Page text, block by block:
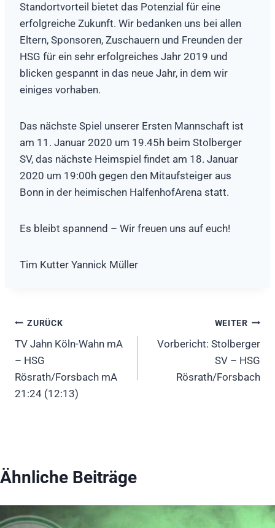
Standortvorteil bietet das Potenzial für eine
erfolgreiche Zukunft. Wir bedanken uns bei allen
Eltern, Sponsoren, Zuschauern und Freunden der
HSG für ein sehr erfolgreiches Jahr 2019 und
blicken gespannt in das neue Jahr, in dem wir
einiges vorhaben.
Das nächste Spiel unserer Ersten Mannschaft ist
am 11. Januar 2020 um 19.45h beim Stolberger
SV, das nächste Heimspiel findet am 18. Januar
2020 um 19:00h gegen den Mitaufsteiger aus
Bonn in der heimischen HalfenhofArena statt.
Es bleibt spannend – Wir freuen uns auf euch!
Tim Kutter Yannick Müller
Beitragsnavigation
ZURÜCK
TV Jahn Köln-Wahn mA
– HSG
Rösrath/Forsbach mA
21:24 (12:13)
WEITER
Vorbericht: Stolberger
SV – HSG
Rösrath/Forsbach
Ähnliche Beiträge